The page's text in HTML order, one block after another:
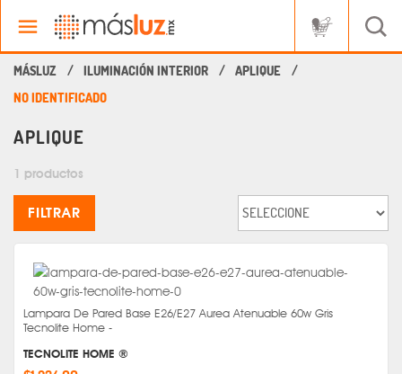
ILUMINACIÓN INTERIOR
APLIQUE
NO IDENTIFICADO
APLIQUE
1 productos
FILTRAR
Lampara De Pared Base E26/E27 Aurea Atenuable 60w Gris
Tecnolite Home -
TECNOLITE HOME ®